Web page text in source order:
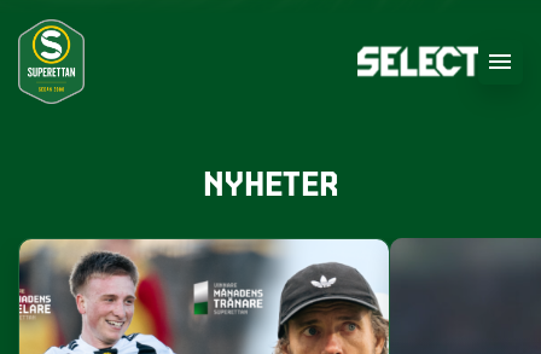
NYHETER